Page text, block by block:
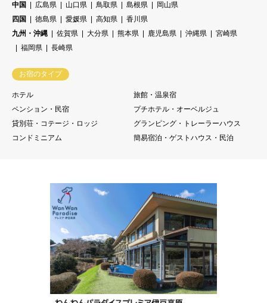
中国
広島県 山口県 鳥取県 島根県
岡山県
四国
徳島県 愛媛県 高知県
香川県
九州・沖縄
佐賀県 大分県 熊本県 鹿児島県 沖縄県
宮崎県
福岡県
長崎県
お宿のタイプ
ホテル
旅館・温泉宿
ペンション・民宿
プチホテル・オーベルジュ
貸別荘・コテージ・ロッジ
グランピング・トレーラーハウス
コンドミニアム
簡易宿泊・ゲストハウス・民泊